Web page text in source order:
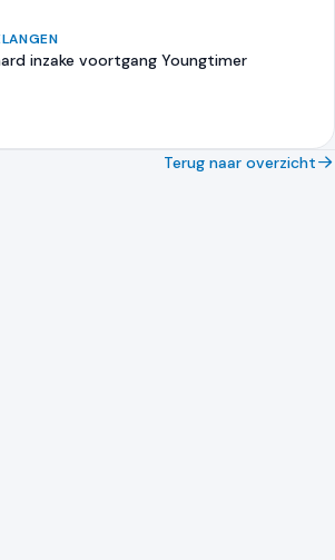
inzake voortgang Youngtimer
Terug naar overzicht